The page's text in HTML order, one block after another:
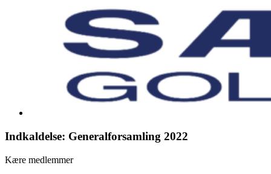
Indkaldelse: Generalforsamling 2022
Kære medlemmer